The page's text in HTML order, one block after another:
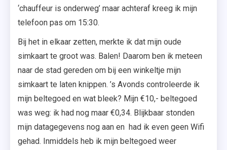
‘chauffeur is onderweg’ maar achteraf kreeg ik mijn
telefoon pas om 15:30.
Bij het in elkaar zetten, merkte ik dat mijn oude
simkaart te groot was. Balen! Daarom ben ik meteen
naar de stad gereden om bij een winkeltje mijn
simkaart te laten knippen. ’s Avonds controleerde ik
mijn beltegoed en wat bleek? Mijn €10,- beltegoed
was weg: ik had nog maar €0,34. Blijkbaar stonden
mijn datagegevens nog aan en had ik even geen Wifi
gehad. Inmiddels heb ik mijn beltegoed weer